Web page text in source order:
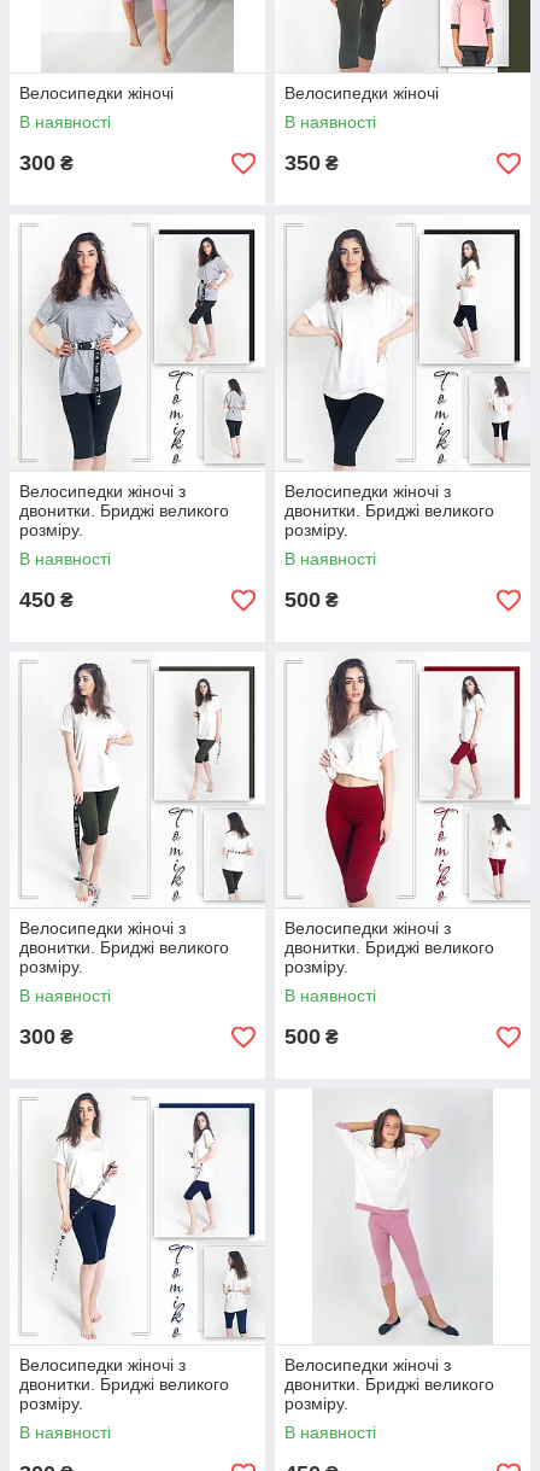
Велосипедки жіночі
В наявності
300 ₴
Велосипедки жіночі
В наявності
350 ₴
Велосипедки жіночі з
двонитки. Бриджі великого
розміру.
В наявності
450 ₴
Велосипедки жіночі з
двонитки. Бриджі великого
розміру.
В наявності
500 ₴
Велосипедки жіночі з
двонитки. Бриджі великого
розміру.
В наявності
300 ₴
Велосипедки жіночі з
двонитки. Бриджі великого
розміру.
В наявності
500 ₴
Велосипедки жіночі з
двонитки. Бриджі великого
розміру.
В наявності
Велосипедки жіночі з
двонитки. Бриджі великого
розміру.
В наявності